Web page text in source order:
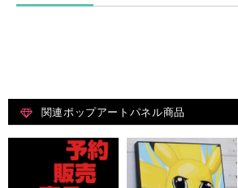
関連ポップアートパネル商品